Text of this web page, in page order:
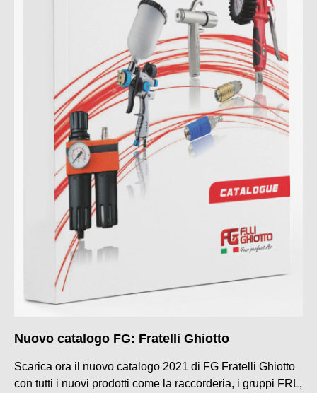
Nuovo catalogo FG: Fratelli Ghiotto
Scarica ora il nuovo catalogo 2021 di FG Fratelli Ghiotto
con tutti i nuovi prodotti come la raccorderia, i gruppi FRL,